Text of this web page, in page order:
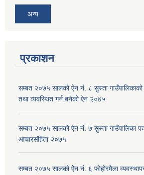
अन्य
प्रकाशन
सम्बत २०७५ सालको ऐन नं. ८ सुस्ता गाउँपालिकाको
तथा व्यवस्थित गर्न बनेको ऐन २०७५
सम्बत २०७५ सालको ऐन नं. ७ सुस्ता गाउँपालिका
आचारसंहिता २०७५
सम्बत २०७५ सालको ऐन नं. ६ फोहोरमैला